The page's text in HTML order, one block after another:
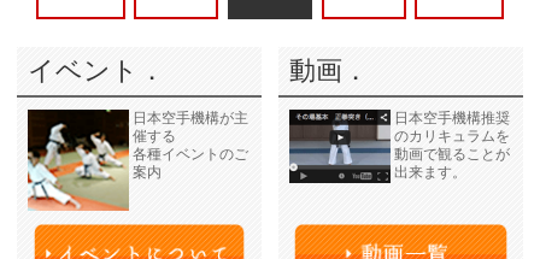
イベント．
日本空手機構が主
催する
各種イベントのご
案内
動画．
日本空手機構推奨
のカリキュラムを
動画で観ることが
出来ます。